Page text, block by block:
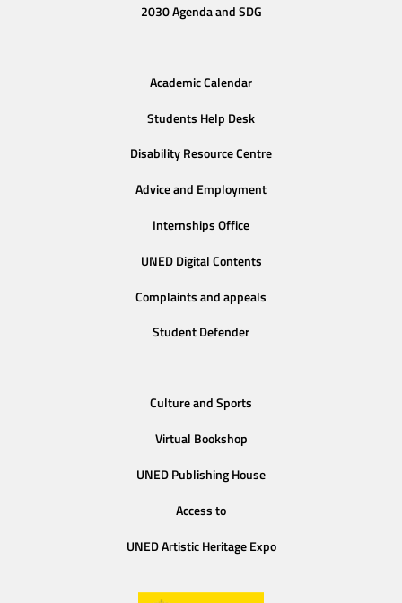
2030 Agenda and SDG
Academic Calendar
Students Help Desk
Disability Resource Centre
Advice and Employment
Internships Office
UNED Digital Contents
Complaints and appeals
Student Defender
Culture and Sports
Virtual Bookshop
UNED Publishing House
Access to
UNED Artistic Heritage Expo